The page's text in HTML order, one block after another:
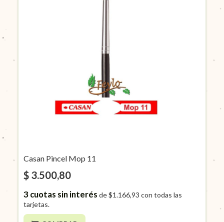
Casan Pincel Mop 11
$ 3.500,80
3cuotas sin interés de$1.166,93 con todas las
tarjetas.